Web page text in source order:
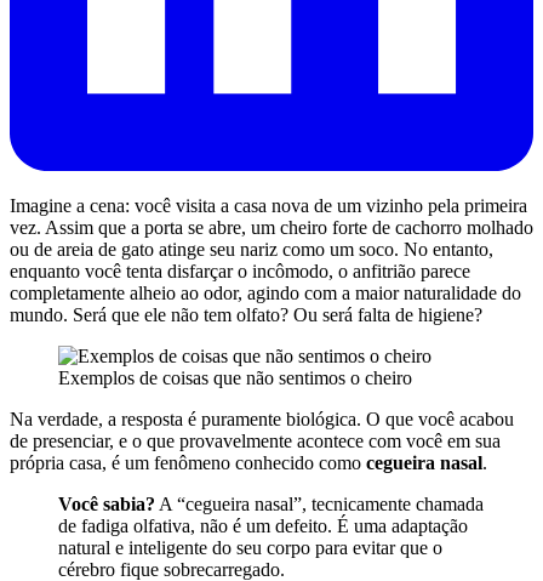
Imagine a cena: você visita a casa nova de um vizinho pela primeira
vez. Assim que a porta se abre, um cheiro forte de cachorro molhado
ou de areia de gato atinge seu nariz como um soco. No entanto,
enquanto você tenta disfarçar o incômodo, o anfitrião parece
completamente alheio ao odor, agindo com a maior naturalidade do
mundo. Será que ele não tem olfato? Ou será falta de higiene?
Exemplos de coisas que não sentimos o cheiro
Na verdade, a resposta é puramente biológica. O que você acabou
de presenciar, e o que provavelmente acontece com você em sua
própria casa, é um fenômeno conhecido como cegueira nasal.
Você sabia? A “cegueira nasal”, tecnicamente chamada
de fadiga olfativa, não é um defeito. É uma adaptação
natural e inteligente do seu corpo para evitar que o
cérebro fique sobrecarregado.